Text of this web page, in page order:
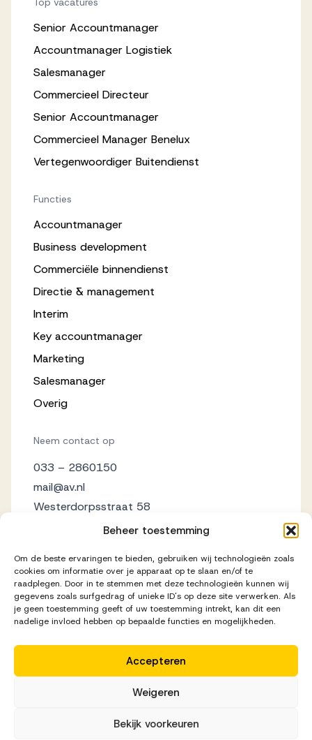
Beheer toestemming
Om de beste ervaringen te bieden, gebruiken wij technologieën zoals
cookies om informatie over je apparaat op te slaan en/of te
raadplegen. Door in te stemmen met deze technologieën kunnen wij
gegevens zoals surfgedrag of unieke ID's op deze site verwerken. Als
je geen toestemming geeft of uw toestemming intrekt, kan dit een
nadelige invloed hebben op bepaalde functies en mogelijkheden.
Accepteren
Weigeren
Bekijk voorkeuren
Senior Accountmanager
Accountmanager Logistiek
Salesmanager
Commercieel Directeur
Senior Accountmanager
Commercieel Manager Benelux
Vertegenwoordiger Buitendienst
Functies
Accountmanager
Business development
Commerciële binnendienst
Directie & management
Interim
Key accountmanager
Marketing
Salesmanager
Overig
Neem contact op
033 – 2860150
mail@av.nl
Westerdorpsstraat 58
3871 AZ Hoevelaken
Privacy Statement
Realisatie doorZeker Zichtbaar